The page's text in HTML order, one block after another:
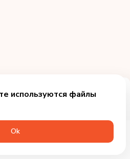
за 355₽
используются файлы
Оk